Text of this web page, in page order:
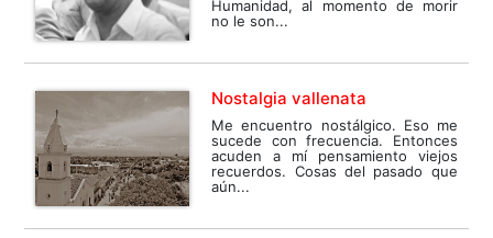
Humanidad, al momento de morir
no le son...
Nostalgia vallenata
Me encuentro nostálgico. Eso me
sucede con frecuencia. Entonces
acuden a mí pensamiento viejos
recuerdos. Cosas del pasado que
aún...